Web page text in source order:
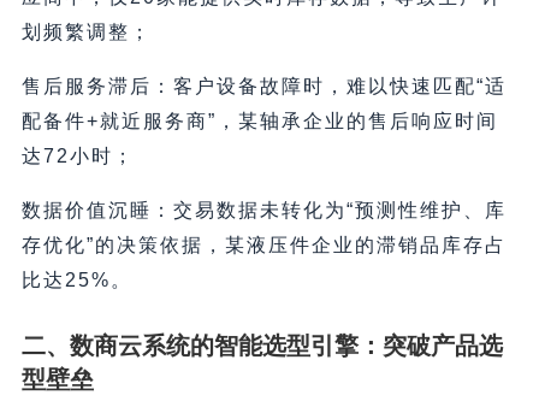
划频繁调整；
售后服务滞后：客户设备故障时，难以快速匹配“适
配备件+就近服务商”，某轴承企业的售后响应时间
达72小时；
数据价值沉睡：交易数据未转化为“预测性维护、库
存优化”的决策依据，某液压件企业的滞销品库存占
比达25%。
二、数商云系统的智能选型引擎：突破产品选
型壁垒